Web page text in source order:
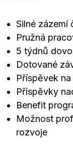
Silné zázemí
Pružná
5 týdnů
Dotované
Příspěvek
Příspěvky
Benefit
Možnost
rozvoje